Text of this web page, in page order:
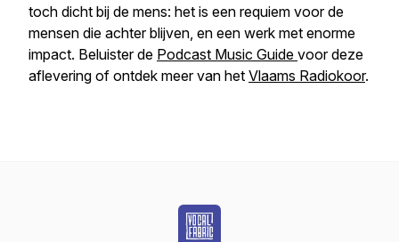
toch dicht bij de mens: het is een requiem voor de
mensen die achter blijven, en een werk met enorme
impact. Beluister de Podcast Music Guide voor deze
aflevering of ontdek meer van het Vlaams Radiokoor.